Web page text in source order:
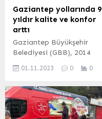
Osmaniye’nin kuzeyi,
Kahramanmaraş,
Kırıkkale, Çankırı, Yozgat,
Niğde, Kırşehir ve Karabük
çevrelerinin yerel sağanak
ve...
Gaziantep yollarında 9
yıldır kalite ve konfor
arttı
Gaziantep Büyükşehir
Belediyesi (GBB), 2014
genelinde gerçekleştirdiği
serimi, 2 bin 995 km’lik
sathi kaplama ile
ulaşımda önemli yol kat
01.11.2023 0 0